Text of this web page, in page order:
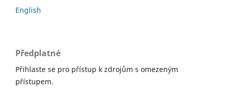
English
Předplatné
Přihlaste se pro přístup k zdrojům s omezeným
přístupem.